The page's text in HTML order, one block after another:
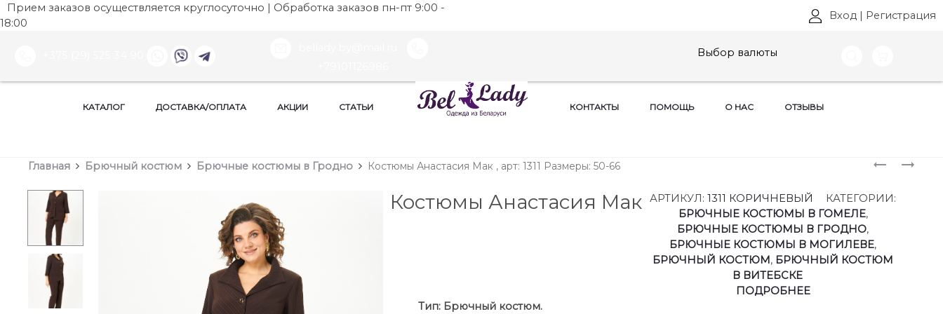
Прием заказов осуществляется круглосуточно | Обработка заказов пн-пт 9:00 -
18:00
Вход | Регистрация
Выбор валюты
КАТАЛОГ ДОСТАВКА/ОПЛАТА АКЦИИ СТАТЬИ КОНТАКТЫ ПОМОЩЬ О НАС ОТЗЫВЫ
ДЕЛЮКС
МАК
Главная Брючный костюм Брючные костюмы в Гродно Костюмы Анастасия Мак , арт: 1311 Размеры: 50-66
Костюмы Анастасия Мак АРТИКУЛ:1311 КОРИЧНЕВЫЙ
КАТЕГОРИИ:
БРЮЧНЫЕ КОСТЮМЫ В ГОМЕЛЕ,
БРЮЧНЫЕ КОСТЮМЫ В ГРОДНО,
БРЮЧНЫЕ КОСТЮМЫ В МОГИЛЕВЕ,
БРЮЧНЫЙ КОСТЮМ, БРЮЧНЫЙ КОСТЮМ
В ВИТЕБСКЕ
ПОДРОБНЕЕ
Тип: Брючный костюм.